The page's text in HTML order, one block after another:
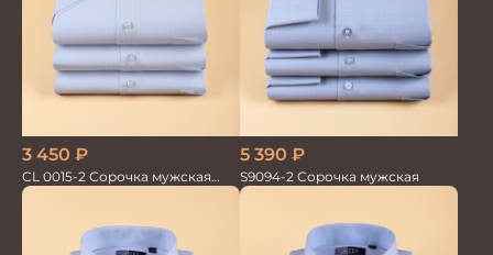
3 450 ₽
CL 0015-2 Сорочка мужская
короткий рукав
5 390 ₽
S9094-2 Сорочка мужская